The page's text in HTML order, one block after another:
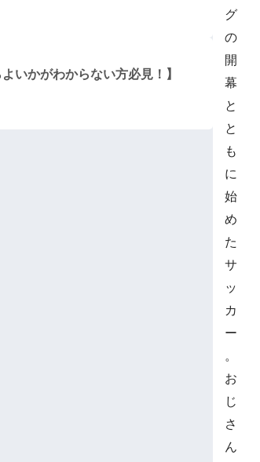
いかがわからない方必見！】
グ
の
開
幕
と
と
も
に
始
め
た
サ
ッ
カ
ー
。
お
じ
さ
ん